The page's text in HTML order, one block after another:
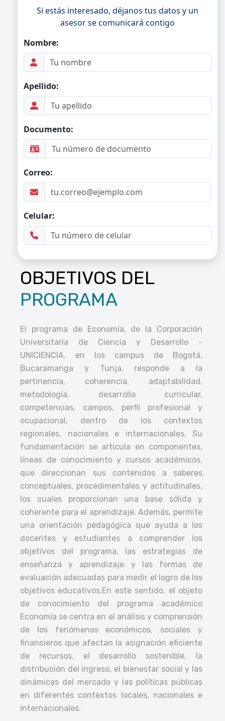
OBJETIVOS DEL
PROGRAMA
El programa de Economía, de la Corporación
Universitaria de Ciencia y Desarrollo -
UNICIENCIA, en los campus de Bogotá,
Bucaramanga y Tunja, responde a la
pertinencia, coherencia, adaptabilidad,
metodología, desarrollo curricular,
competencias, campos, perfil profesional y
ocupacional, dentro de los contextos
regionales, nacionales e internacionales. Su
fundamentación se articula en componentes,
líneas de conocimiento y cursos académicos,
que direccionan sus contenidos a saberes
conceptuales, procedimentales y actitudinales,
los cuales proporcionan una base sólida y
coherente para el aprendizaje. Además, permite
una orientación pedagógica que ayuda a los
docentes y estudiantes a comprender los
objetivos del programa, las estrategias de
enseñanza y aprendizaje y las formas de
evaluación adecuadas para medir el logro de los
objetivos educativos.En este sentido, el objeto
de conocimiento del programa académico
Economía se centra en el análisis y comprensión
de los fenómenos económicos, sociales y
financieros que afectan la asignación eficiente
de recursos, el desarrollo sostenible, la
distribución del ingreso, el bienestar social y las
dinámicas del mercado y las políticas públicas
en diferentes contextos locales, nacionales e
internacionales.